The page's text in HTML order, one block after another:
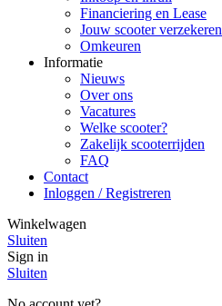
Financiering en Lease
Jouw scooter verzekeren
Omkeuren
Informatie
Nieuws
Over ons
Vacatures
Welke scooter?
Zakelijk scooterrijden
FAQ
Contact
Inloggen / Registreren
Winkelwagen
Sluiten
Sign in
Sluiten